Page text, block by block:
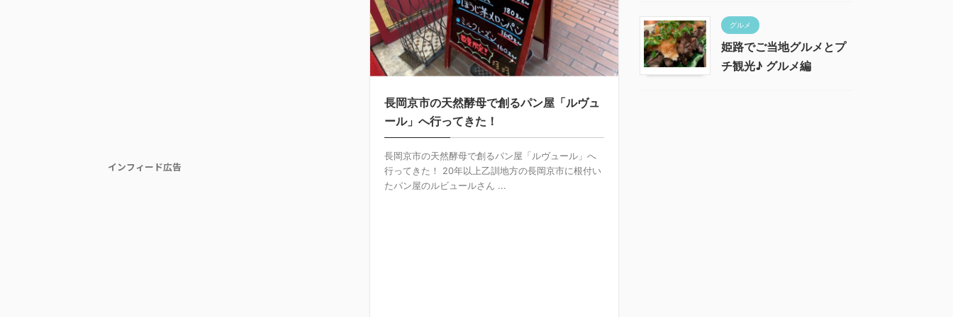
インフィード広告
長岡京市の天然酵母で創るパン屋「ルヴュ
ール」へ行ってきた！
長岡京市の天然酵母で創るパン屋「ルヴュール」へ
行ってきた！ 20年以上乙訓地方の長岡京市に根付い
たパン屋のルビュールさん ...
グルメ
姫路でご当地グルメとプ
チ観光♪ グルメ編